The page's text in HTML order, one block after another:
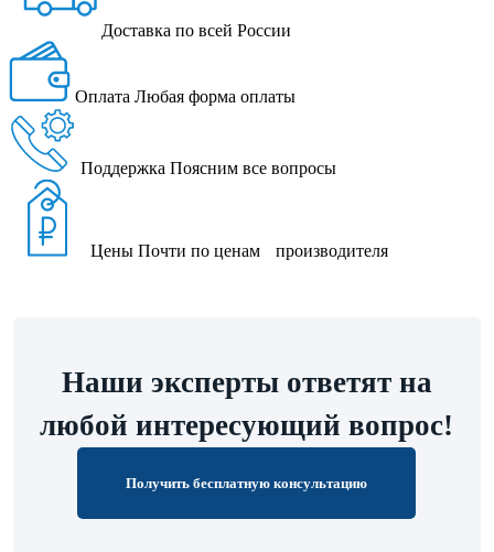
Доставка по всей России
Оплата Любая форма оплаты
Поддержка Поясним все вопросы
Цены Почти по ценам производителя
Наши эксперты ответят на
любой интересующий вопрос!
Получить бесплатную консультацию